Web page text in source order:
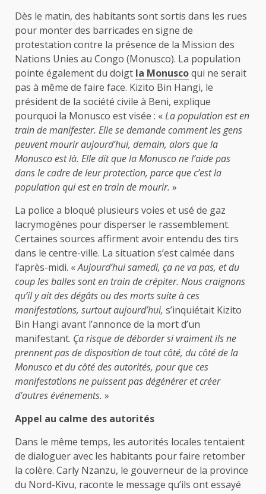
Dès le matin, des habitants sont sortis dans les rues
pour monter des barricades en signe de
protestation contre la présence de la Mission des
Nations Unies au Congo (Monusco). La population
pointe également du doigt la Monuscoqui ne serait
pas à même de faire face. Kizito Bin Hangi, le
président de la société civile à Beni, explique
pourquoi la Monusco est visée : «La population est en
train de manifester. Elle se demande comment les gens
peuvent mourir aujourd’hui, demain, alors que la
Monusco est là. Elle dit que la Monusco ne l’aide pas
dans le cadre de leur protection, parce que c’est la
population qui est en train de mourir. »
La police a bloqué plusieurs voies et usé de gaz
lacrymogènes pour disperser le rassemblement.
Certaines sources affirment avoir entendu des tirs
dans le centre-ville. La situation s’est calmée dans
l’après-midi. «Aujourd’hui samedi, ça ne va pas, et du
coup les balles sont en train de crépiter. Nous craignons
qu’il y ait des dégâts ou des morts suite à ces
manifestations, surtout aujourd’hui, s’inquiétait Kizito
Bin Hangi avant l’annonce de la mort d’un
manifestant. Ça risque de déborder si vraiment ils ne
prennent pas de disposition de tout côté, du côté de la
Monusco et du côté des autorités, pour que ces
manifestations ne puissent pas dégénérer et créer
d’autres événements. »
Appel au calme des autorités
Dans le même temps, les autorités locales tentaient
de dialoguer avec les habitants pour faire retomber
la colère. Carly Nzanzu, le gouverneur de la province
du Nord-Kivu, raconte le message qu’ils ont essayé